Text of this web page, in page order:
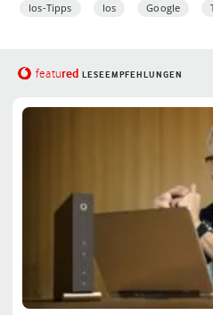
Ios-Tipps Ios Google
featured LESEEMPFEHLUNGEN